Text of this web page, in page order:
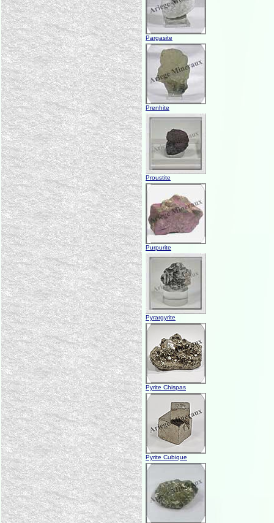
Pargasite
Prenhite
Proustite
Purpurite
Pyrargyrite
Pyrite Chispas
Pyrite Cubique